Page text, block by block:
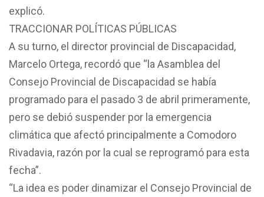
explicó.
TRACCIONAR POLÍTICAS PÚBLICAS
A su turno, el director provincial de Discapacidad,
Marcelo Ortega, recordó que “la Asamblea del
Consejo Provincial de Discapacidad se había
programado para el pasado 3 de abril primeramente,
pero se debió suspender por la emergencia
climática que afectó principalmente a Comodoro
Rivadavia, razón por la cual se reprogramó para esta
fecha”.
“La idea es poder dinamizar el Consejo Provincial de